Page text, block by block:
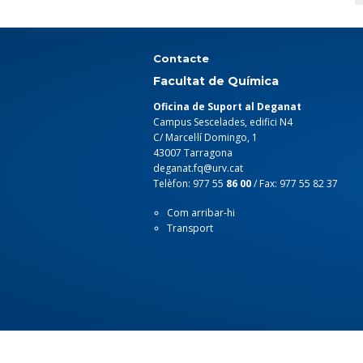
Contacte
Facultat de Química
Oficina de Suport al Deganat
Campus Sescelades, edifici N4
C/ Marcel·lí Domingo, 1
43007 Tarragona
deganat.fq@urv.cat
Telèfon: 977 55 86 00/ Fax: 977 55 82 37
Com arribar-hi
Transport